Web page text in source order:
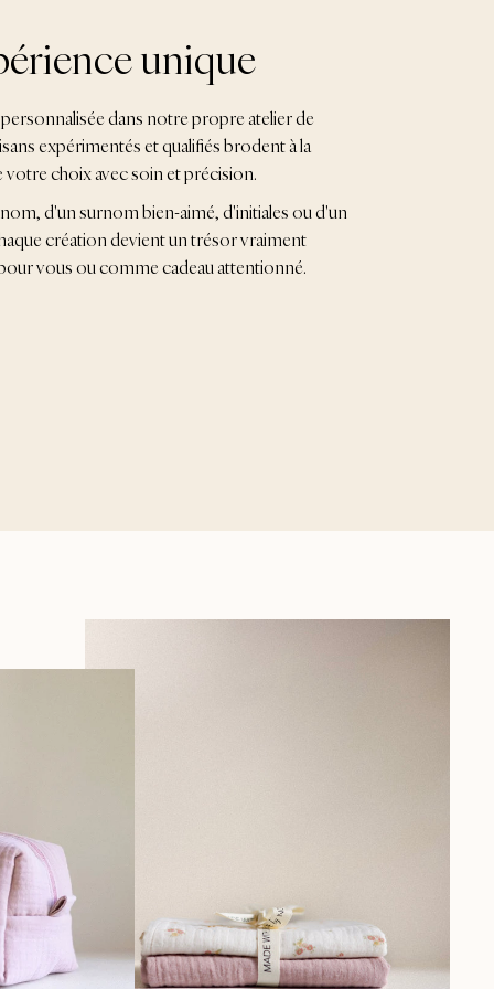
unique
dans notre propre atelier de
expérimentés et qualifiés brodent à la
votre choix avec soin et précision.
d'un surnom bien-aimé, d'initiales ou d'un
création devient un trésor vraiment
vous ou comme cadeau attentionné.